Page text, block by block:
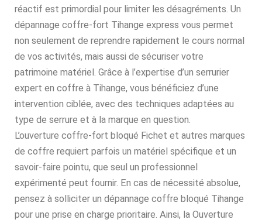
réactif est primordial pour limiter les désagréments. Un
dépannage coffre-fort Tihange express vous permet
non seulement de reprendre rapidement le cours normal
de vos activités, mais aussi de sécuriser votre
patrimoine matériel. Grâce à l’expertise d’un serrurier
expert en coffre à Tihange, vous bénéficiez d’une
intervention ciblée, avec des techniques adaptées au
type de serrure et à la marque en question.
L’ouverture coffre-fort bloqué Fichet et autres marques
de coffre requiert parfois un matériel spécifique et un
savoir-faire pointu, que seul un professionnel
expérimenté peut fournir. En cas de nécessité absolue,
pensez à solliciter un dépannage coffre bloqué Tihange
pour une prise en charge prioritaire. Ainsi, la Ouverture